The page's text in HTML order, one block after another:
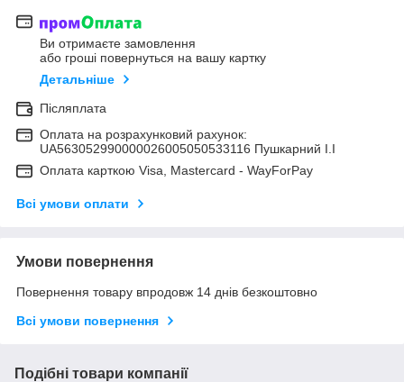
Ви отримаєте замовлення
або гроші повернуться на вашу картку
Детальніше
Післяплата
Оплата на розрахунковий рахунок:
UA563052990000026005050533116 Пушкарний І.І
Оплата карткою Visa, Mastercard - WayForPay
Всі умови оплати
Умови повернення
Повернення товару впродовж 14 днів безкоштовно
Всі умови повернення
Подібні товари компанії